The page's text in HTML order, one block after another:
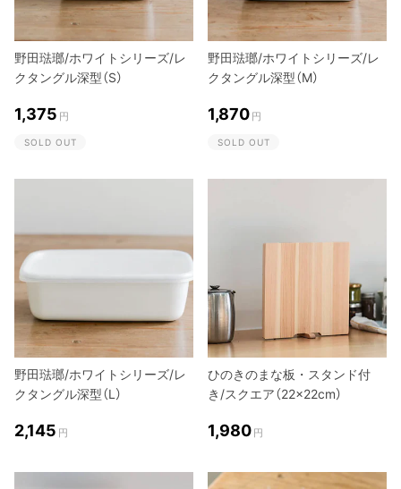
野田琺瑯/ホワイトシリーズ/レ
クタングル深型（S）
1,375 円
SOLD OUT
野田琺瑯/ホワイトシリーズ/レ
クタングル深型（M）
1,870 円
SOLD OUT
野田琺瑯/ホワイトシリーズ/レ
クタングル深型（L）
2,145 円
ひのきのまな板・スタンド付
き/スクエア（22×22cm）
1,980 円